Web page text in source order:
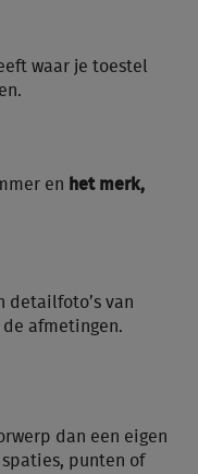
waar je toestel
en het merk,
detailfoto’s van
afmetingen.
dan een eigen
punten of